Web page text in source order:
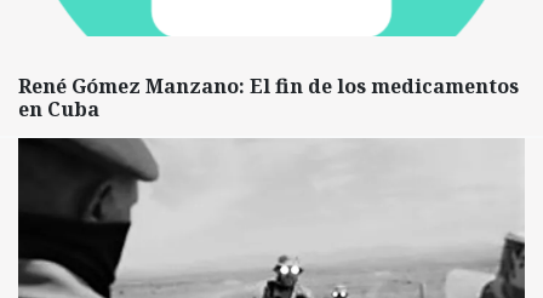
René Gómez Manzano: El fin de los medicamentos
en Cuba